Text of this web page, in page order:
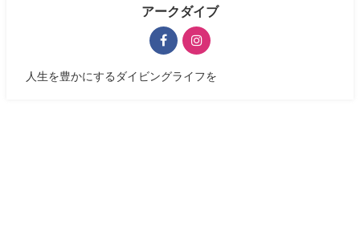
アークダイブ
人生を豊かにするダイビングライフを